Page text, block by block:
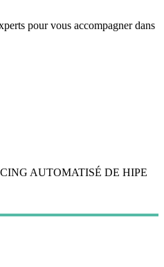
pour vous accompagner dans
AUTOMATISÉ DE HIPE